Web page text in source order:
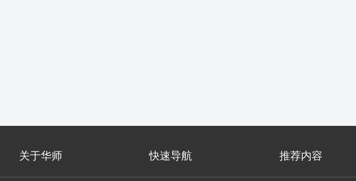
关于华师 快速导航 推荐内容